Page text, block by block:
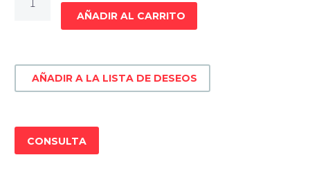
Luxostar
AÑADIR AL CARRITO
AÑADIR A LA LISTA DE DESEOS
CONSULTA